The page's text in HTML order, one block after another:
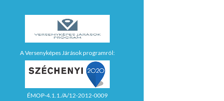
A Versenyképes Járások programról:
ÉMOP-4.1.1./A/12-2012-0009